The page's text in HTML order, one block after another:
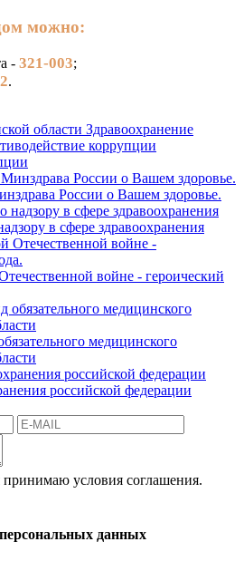
можно:
- 321-003;
.
Здравоохранение
России о Вашем здоровье.
в сфере здравоохранения
войне - героический
медицинского
российской федерации
условия соглашения.
данных